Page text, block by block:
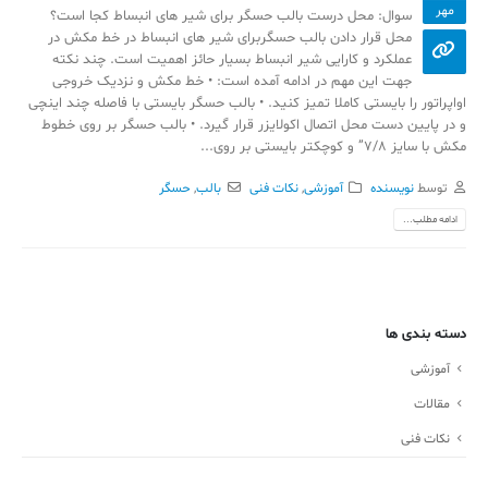
مهر
سوال: محل درست بالب حسگر برای شیر های انبساط کجا است؟
محل قرار دادن بالب حسگربرای شیر های انبساط در خط مکش در
عملکرد و کارایی شیر انبساط بسیار حائز اهمیت است. چند نکته
جهت این مهم در ادامه آمده است: • خط مکش و نزدیک خروجی
اواپراتور را بایستی کاملا تمیز کنید. • بالب حسگر بایستی با فاصله چند اینچی
و در پایین دست محل اتصال اکولایزر قرار گیرد. • بالب حسگر بر روی خطوط
مکش با سایز 7/8” و کوچکتر بایستی بر روی...
توسطنویسنده آموزشی,نکات فنی بالب,حسگر
ادامه مطلب...
دسته بندی ها
آموزشی
مقالات
نکات فنی